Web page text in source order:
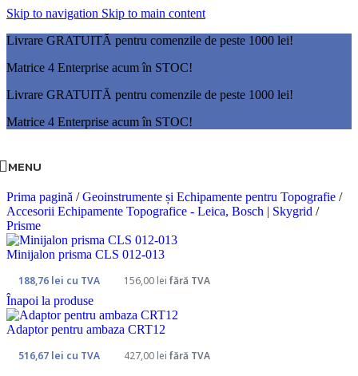
Skip to navigation Skip to main content
Livrare GRATUITĂ pentru comenzile de peste 1000 lei!
Matrice 4 Enterprise acum în STOC!
Livrare GRATUITĂ pentru comenzile de peste 1000 lei!
Matrice 4 Enterprise acum în STOC!
MENU
Prima pagină / Geoinstrumente și Echipamente pentru Topografie /
Accesorii Echipamente Topografice - Leica, Bosch | Skygrid /
Prisme
Minijalon prisma CLS 012-013
156,00 lei fără TVA
188,76 lei cu TVA
Înapoi la produse
Adaptor pentru ambaza CRT12
427,00 lei fără TVA
516,67 lei cu TVA